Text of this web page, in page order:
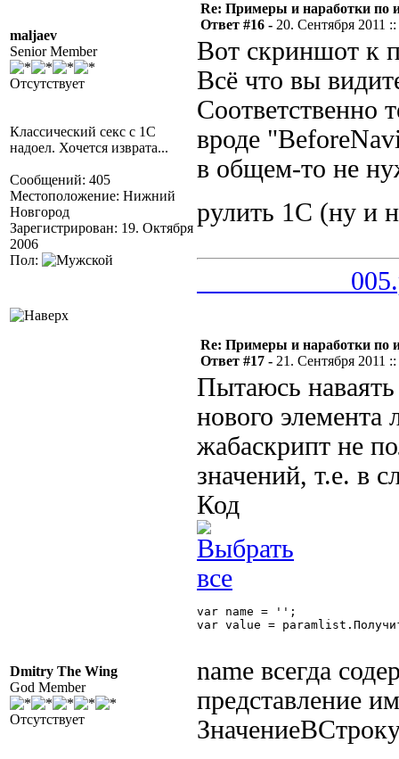
maljaev
Senior Member
Отсутствует
Классический секс с 1С
надоел. Хочется изврата...
Сообщений: 405
Местоположение: Нижний
Новгород
Зарегистрирован: 19. Октября
2006
Пол:
Re: Примеры и наработки по
Ответ #16 - 20. Сентября 2011
Вот скриншот к
Всё что вы
Соответственно
вроде
в общем-то не
рулить 1С (ну и
Dmitry The Wing
God Member
Отсутствует
Re: Примеры и наработки по
Ответ #17 - 21. Сентября 2011
Пытаюсь
нового элемента
жабаскрипт не
значений, т.е. в
Код
var name = '';
var value =
name всегда
представление